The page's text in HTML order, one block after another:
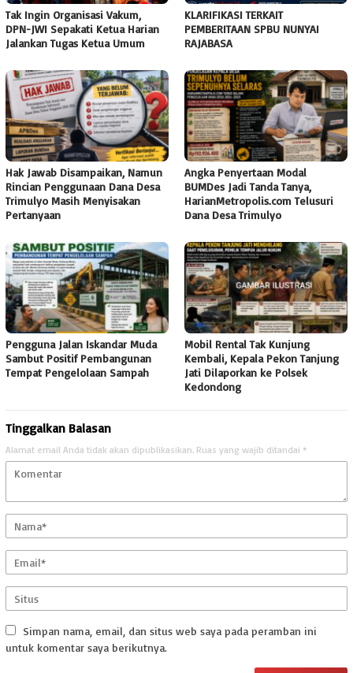
Tak Ingin Organisasi Vakum,
DPN-JWI Sepakati Ketua Harian
Jalankan Tugas Ketua Umum
KLARIFIKASI TERKAIT
PEMBERITAAN SPBU NUNYAI
RAJABASA
Hak Jawab Disampaikan, Namun
Rincian Penggunaan Dana Desa
Trimulyo Masih Menyisakan
Pertanyaan
Angka Penyertaan Modal
BUMDes Jadi Tanda Tanya,
HarianMetropolis.com Telusuri
Dana Desa Trimulyo
Pengguna Jalan Iskandar Muda
Sambut Positif Pembangunan
Tempat Pengelolaan Sampah
Mobil Rental Tak Kunjung
Kembali, Kepala Pekon Tanjung
Jati Dilaporkan ke Polsek
Kedondong
Tinggalkan Balasan
Alamat email Anda tidak akan dipublikasikan. Ruas yang wajib ditandai *
Simpan nama, email, dan situs web saya pada peramban ini
untuk komentar saya berikutnya.